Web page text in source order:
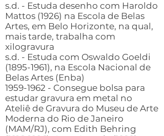
s.d. - Estuda desenho com Haroldo
Mattos (1926) na Escola de Belas
Artes, em Belo Horizonte, na qual,
mais tarde, trabalha com
xilogravura
s.d. - Estuda com Oswaldo Goeldi
(1895-1961), na Escola Nacional de
Belas Artes (Enba)
1959-1962 - Consegue bolsa para
estudar gravura em metal no
Ateliê de Gravura do Museu de Arte
Moderna do Rio de Janeiro
(MAM/RJ), com Edith Behring